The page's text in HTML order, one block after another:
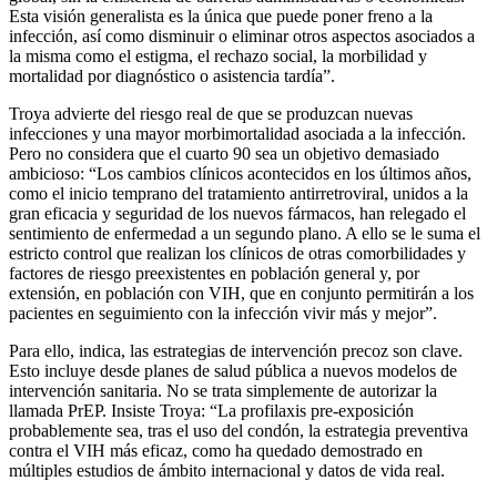
Esta visión generalista es la única que puede poner freno a la
infección, así como disminuir o eliminar otros aspectos asociados a
la misma como el estigma, el rechazo social, la morbilidad y
mortalidad por diagnóstico o asistencia tardía”.
Troya advierte del riesgo real de que se produzcan nuevas
infecciones y una mayor morbimortalidad asociada a la infección.
Pero no considera que el cuarto 90 sea un objetivo demasiado
ambicioso: “Los cambios clínicos acontecidos en los últimos años,
como el inicio temprano del tratamiento antirretroviral, unidos a la
gran eficacia y seguridad de los nuevos fármacos, han relegado el
sentimiento de enfermedad a un segundo plano. A ello se le suma el
estricto control que realizan los clínicos de otras comorbilidades y
factores de riesgo preexistentes en población general y, por
extensión, en población con VIH, que en conjunto permitirán a los
pacientes en seguimiento con la infección vivir más y mejor”.
Para ello, indica, las estrategias de intervención precoz son clave.
Esto incluye desde planes de salud pública a nuevos modelos de
intervención sanitaria. No se trata simplemente de autorizar la
llamada PrEP. Insiste Troya: “La profilaxis pre-exposición
probablemente sea, tras el uso del condón, la estrategia preventiva
contra el VIH más eficaz, como ha quedado demostrado en
múltiples estudios de ámbito internacional y datos de vida real.